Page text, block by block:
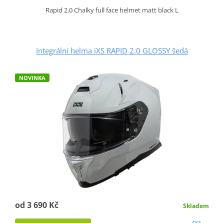
Rapid 2.0 Chalky full face helmet matt black L
Integrální helma iXS RAPID 2.0 GLOSSY šedá
NOVINKA
od 3 690 Kč Skladem